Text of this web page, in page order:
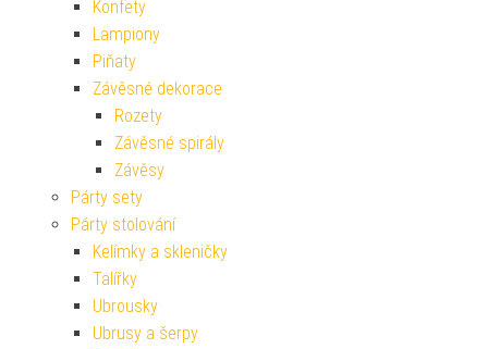
Konfety
Lampiony
Piňaty
Závěsné dekorace
Rozety
Závěsné spirály
Závěsy
Párty sety
Párty stolování
Kelímky a skleničky
Talířky
Ubrousky
Ubrusy a šerpy